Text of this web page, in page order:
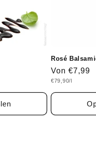
Rosé
Normaler
Preis
Von €7,99
Grundpreis
€79,90/l